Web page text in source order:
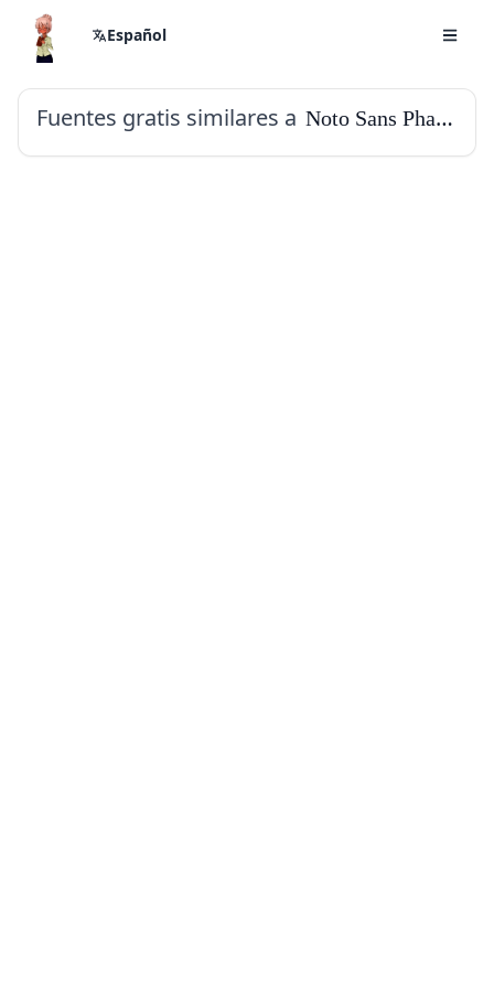
Español
Fuentes gratis similares a Noto Sans Phags Pa